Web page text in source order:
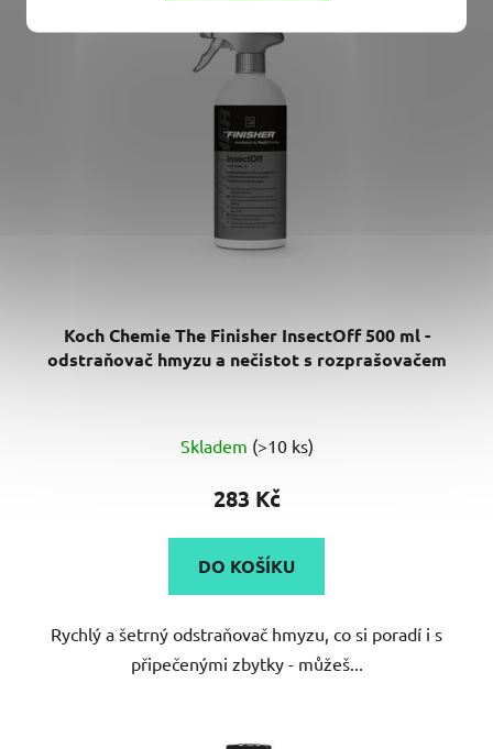
Koch Chemie The Finisher InsectOff 500 ml -
odstraňovač hmyzu a nečistot s rozprašovačem
Skladem (>10 ks)
283 Kč
DO KOŠÍKU
Rychlý a šetrný odstraňovač hmyzu, co si poradí i s
připečenými zbytky - můžeš...